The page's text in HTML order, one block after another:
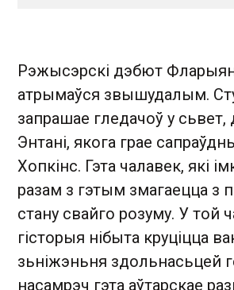
Рэжысэрскі дэбют
атрымаўся звышудалым.
запрашае гледачоў у
Энтані, якога грае
Хопкінс. Гэта чалавек, які
разам з гэтым змагаецца з
стану свайго розуму. У той
гісторыя нібыта круціцца
зьніжэньня здольнасьцей
насамрэч гэта аўтарскае